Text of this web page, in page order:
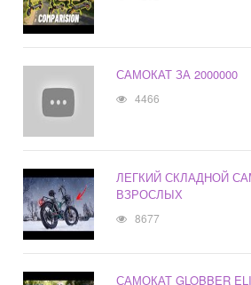
САМОКАТ ЗА 2000000
4466
ЛЕГКИЙ СКЛАДНОЙ
ВЗРОСЛЫХ
8677
САМОКАТ GLOBBER